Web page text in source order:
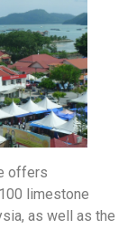
limestone
as well as the